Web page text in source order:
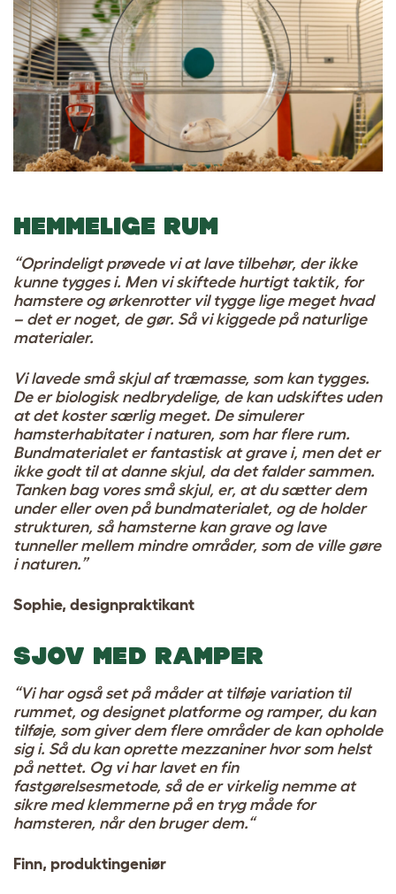
HEMMELIGE RUM
“Oprindeligt prøvede vi at lave tilbehør, der ikke
kunne tygges i. Men vi skiftede hurtigt taktik, for
hamstere og ørkenrotter vil tygge lige meget hvad
– det er noget, de gør. Så vi kiggede på naturlige
materialer.
Vi lavede små skjul af træmasse, som kan tygges.
De er biologisk nedbrydelige, de kan udskiftes uden
at det koster særlig meget. De simulerer
hamsterhabitater i naturen, som har flere rum.
Bundmaterialet er fantastisk at grave i, men det er
ikke godt til at danne skjul, da det falder sammen.
Tanken bag vores små skjul, er, at du sætter dem
under eller oven på bundmaterialet, og de holder
strukturen, så hamsterne kan grave og lave
tunneller mellem mindre områder, som de ville gøre
i naturen.”
Sophie, designpraktikant
SJOV MED RAMPER
“Vi har også set på måder at tilføje variation til
rummet, og designet platforme og ramper, du kan
tilføje, som giver dem flere områder de kan opholde
sig i. Så du kan oprette mezzaniner hvor som helst
på nettet. Og vi har lavet en fin
fastgørelsesmetode, så de er virkelig nemme at
sikre med klemmerne på en tryg måde for
hamsteren, når den bruger dem.“
Finn, produktingeniør